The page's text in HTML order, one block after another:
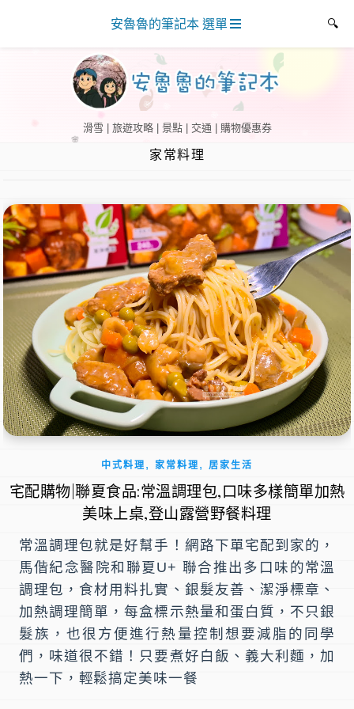
滑雪 | 旅遊攻略 | 景點 | 交通 | 購物優惠券
安魯魯的筆記本 選單
家常料理
中式料理 , 家常料理 , 居家生活
宅配購物|聯夏食品:常溫調理包,口味多樣簡單加熱
美味上桌,登山露營野餐料理
常溫調理包就是好幫手！網路下單宅配到家的，
馬偕紀念醫院和聯夏U+ 聯合推出多口味的常溫
調理包，食材用料扎實、銀髮友善、潔淨標章、
加熱調理簡單，每盒標示熱量和蛋白質，不只銀
髮族，也很方便進行熱量控制想要減脂的同學
們，味道很不錯！只要煮好白飯、義大利麵，加
熱一下，輕鬆搞定美味一餐